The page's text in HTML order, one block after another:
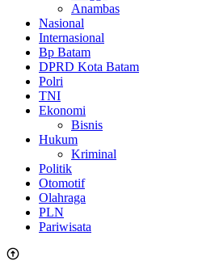
Anambas
Nasional
Internasional
Bp Batam
DPRD Kota Batam
Polri
TNI
Ekonomi
Bisnis
Hukum
Kriminal
Politik
Otomotif
Olahraga
PLN
Pariwisata